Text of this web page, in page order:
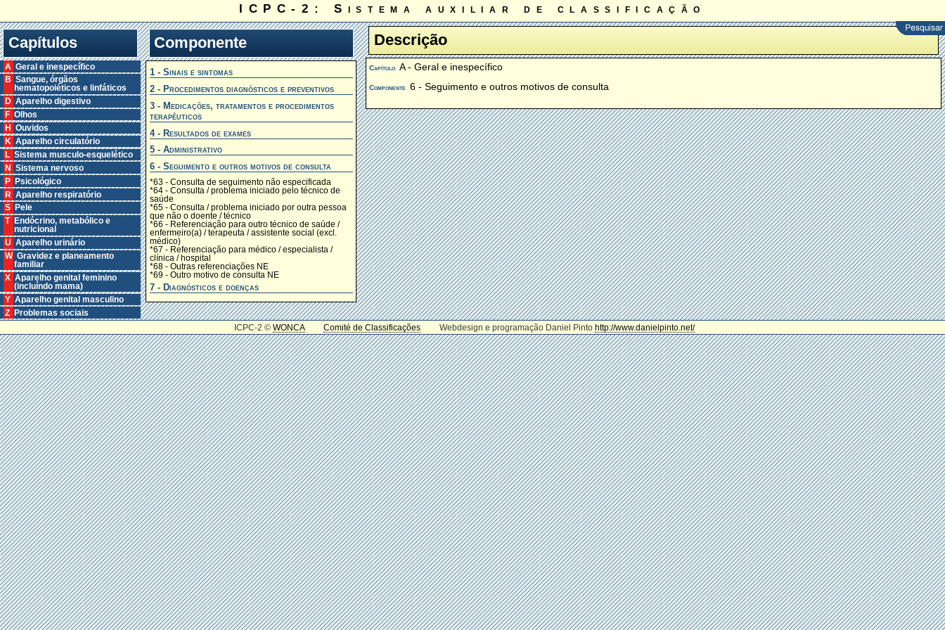
ICPC-2: Sistema auxiliar de classificação
Capítulos
A Geral e inespecífico
B Sangue, órgãos
hematopoiéticos e linfáticos
D Aparelho digestivo
F Olhos
H Ouvidos
K Aparelho circulatório
L Sistema musculo-esquelético
N Sistema nervoso
P Psicológico
R Aparelho respiratório
S Pele
T Endócrino, metabólico e
nutricional
U Aparelho urinário
W Gravidez e planeamento
familiar
X Aparelho genital feminino
(incluíndo mama)
Y Aparelho genital masculino
Z Problemas sociais
Componente
1 - Sinais e sintomas
2 - Procedimentos diagnósticos e preventivos
3 - Medicações, tratamentos e procedimentos
terapêuticos
4 - Resultados de exames
5 - Administrativo
6 - Seguimento e outros motivos de consulta
*63 - Consulta de seguimento não especificada
*64 - Consulta / problema iniciado pelo técnico de
saúde
*65 - Consulta / problema iniciado por outra pessoa
que não o doente / técnico
*66 - Referenciação para outro técnico de saúde /
enfermeiro(a) / terapeuta / assistente social (excl.
médico)
*67 - Referenciação para médico / especialista /
clínica / hospital
*68 - Outras referenciações NE
*69 - Outro motivo de consulta NE
7 - Diagnósticos e doenças
Descrição
Capítulo A - Geral e inespecífico
Componente 6 - Seguimento e outros motivos de consulta
ICPC-2 ©WONCA Comité de Classificações Webdesign e programação Daniel Pinto http://www.danielpinto.net/